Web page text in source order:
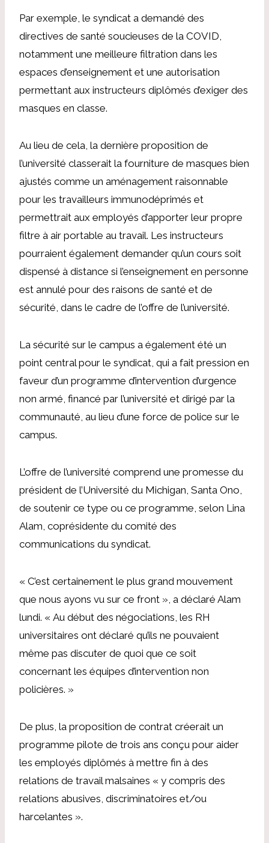
Par exemple, le syndicat a demandé des
directives de santé soucieuses de la COVID,
notamment une meilleure filtration dans les
espaces d’enseignement et une autorisation
permettant aux instructeurs diplômés d’exiger des
masques en classe.
Au lieu de cela, la dernière proposition de
l’université classerait la fourniture de masques bien
ajustés comme un aménagement raisonnable
pour les travailleurs immunodéprimés et
permettrait aux employés d’apporter leur propre
filtre à air portable au travail. Les instructeurs
pourraient également demander qu’un cours soit
dispensé à distance si l’enseignement en personne
est annulé pour des raisons de santé et de
sécurité, dans le cadre de l’offre de l’université.
La sécurité sur le campus a également été un
point central pour le syndicat, qui a fait pression en
faveur d’un programme d’intervention d’urgence
non armé, financé par l’université et dirigé par la
communauté, au lieu d’une force de police sur le
campus.
L’offre de l’université comprend une promesse du
président de l’Université du Michigan, Santa Ono,
de soutenir ce type ou ce programme, selon Lina
Alam, coprésidente du comité des
communications du syndicat.
« C’est certainement le plus grand mouvement
que nous ayons vu sur ce front », a déclaré Alam
lundi. « Au début des négociations, les RH
universitaires ont déclaré qu’ils ne pouvaient
même pas discuter de quoi que ce soit
concernant les équipes d’intervention non
policières. »
De plus, la proposition de contrat créerait un
programme pilote de trois ans conçu pour aider
les employés diplômés à mettre fin à des
relations de travail malsaines « y compris des
relations abusives, discriminatoires et/ou
harcelantes ».